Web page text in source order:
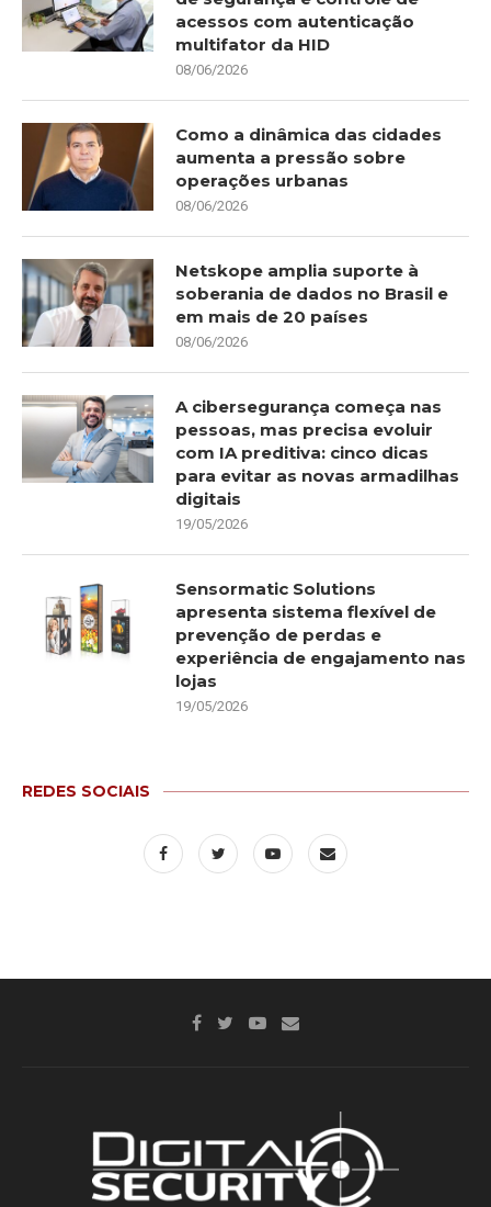
acessos com autenticação
multifator da HID
08/06/2026
Como a dinâmica das cidades
aumenta a pressão sobre
operações urbanas
08/06/2026
Netskope amplia suporte à
soberania de dados no Brasil e
em mais de 20 países
08/06/2026
A cibersegurança começa nas
pessoas, mas precisa evoluir
com IA preditiva: cinco dicas
para evitar as novas armadilhas
digitais
19/05/2026
Sensormatic Solutions
apresenta sistema flexível de
prevenção de perdas e
experiência de engajamento nas
lojas
19/05/2026
REDES SOCIAIS